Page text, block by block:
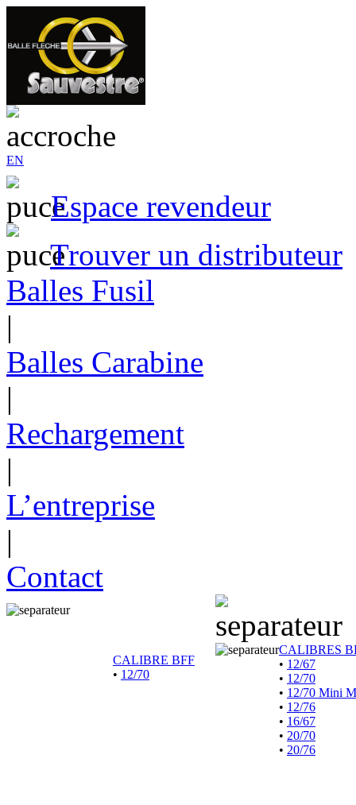
EN
Espace revendeur
Trouver un distributeur
Balles Fusil
|
Balles Carabine
|
Rechargement
|
L’entreprise
|
Contact
CALIBRE BFF
• 12/70
CALIBRES
• 12/67
• 12/70
• 12/70 Mini
• 12/76
• 16/67
• 20/70
• 20/76